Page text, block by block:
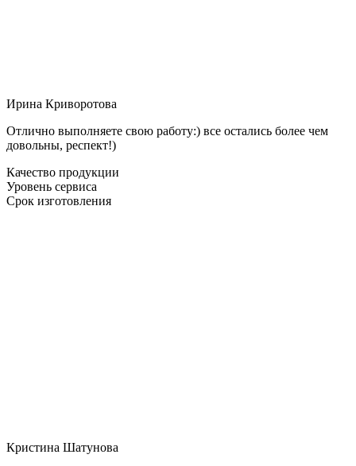
Ирина Криворотова
Отлично выполняете свою работу:) все остались более чем
довольны, респект!)
Качество продукции
Уровень сервиса
Срок изготовления
Кристина Шатунова